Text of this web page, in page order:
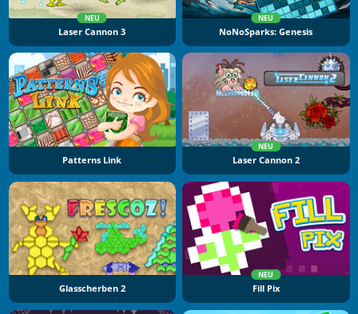
NEU
Laser Cannon 3
NEU
NoNoSparks: Genesis
Patterns Link
NEU
Laser Cannon 2
Glasscherben 2
NEU
Fill Pix